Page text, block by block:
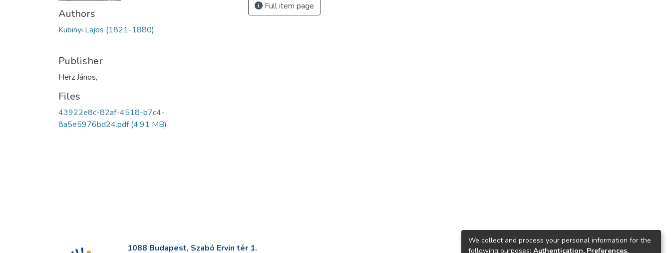
Authors
Kubinyi Lajos (1821-1880)
Publisher
Herz János,
Files
43922e8c-82af-4518-b7c4-
8a5e5976bd24.pdf(4.91 MB)
Full item page
1088 Budapest, Szabó Ervin tér 1.
We collect and process your personal information for the
following purposes: Authentication, Preferences,